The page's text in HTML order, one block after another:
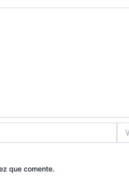
que comente.